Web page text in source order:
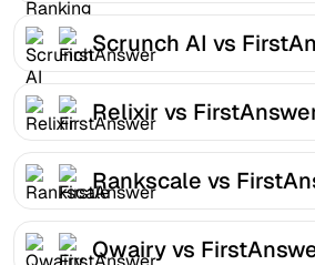
Scrunch AI vs
Relixir vs
Rankscale vs
Qwairy vs